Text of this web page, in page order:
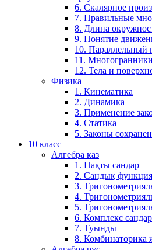
6. Скалярное
7. Правильные
8. Длина
9. Понятие
10. Параллельный
11. Многогранники
12. Тела и
Физика
1. Кинематика
2. Динамика
3. Применение
4. Статика
5. Законы
10 класс
Алгебра каз
1. Нақты сандар
2. Сандық
3.
4.
5.
6. Комплекс сандар
7. Туынды
8.